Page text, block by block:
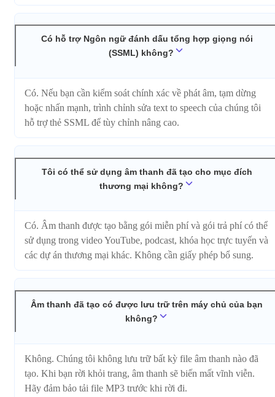
Có hỗ trợ Ngôn ngữ đánh dấu tổng hợp giọng nói
(SSML) không?
Có. Nếu bạn cần kiểm soát chính xác về phát âm, tạm dừng
hoặc nhấn mạnh, trình chỉnh sửa text to speech của chúng tôi
hỗ trợ thẻ SSML để tùy chỉnh nâng cao.
Tôi có thể sử dụng âm thanh đã tạo cho mục đích
thương mại không?
Có. Âm thanh được tạo bằng gói miễn phí và gói trả phí có thể
sử dụng trong video YouTube, podcast, khóa học trực tuyến và
các dự án thương mại khác. Không cần giấy phép bổ sung.
Âm thanh đã tạo có được lưu trữ trên máy chủ của bạn
không?
Không. Chúng tôi không lưu trữ bất kỳ file âm thanh nào đã
tạo. Khi bạn rời khỏi trang, âm thanh sẽ biến mất vĩnh viễn.
Hãy đảm bảo tải file MP3 trước khi rời đi.